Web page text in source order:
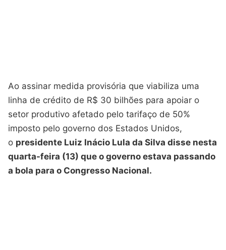
Ao assinar medida provisória que viabiliza uma
linha de crédito de R$ 30 bilhões para apoiar o
setor produtivo afetado pelo tarifaço de 50%
imposto pelo governo dos Estados Unidos,
o presidente Luiz Inácio Lula da Silva disse nesta
quarta-feira (13) que o governo estava passando
a bola para o Congresso Nacional.